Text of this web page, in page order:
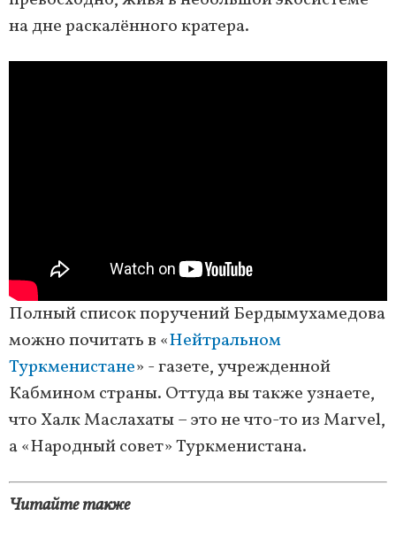
на дне раскалённого кратера.
Полный список поручений Бердымухамедова
можно почитать в «Нейтральном
Туркменистане» - газете, учрежденной
Кабмином страны. Оттуда вы также узнаете,
что Халк Маслахаты – это не что-то из Marvel,
а «Народный совет» Туркменистана.
Читайте также